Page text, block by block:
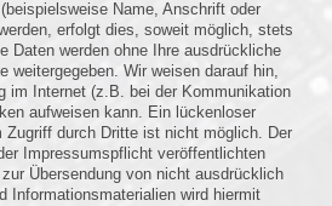
Name, Anschrift oder
erfolgt dies, soweit möglich, stets
Daten werden ohne Ihre ausdrückliche
weitergegeben. Wir weisen darauf hin,
im Internet (z.B. bei der Kommunikation
aufweisen kann. Ein lückenloser
Zugriff durch Dritte ist nicht möglich. Der
Impressumspflicht veröffentlichten
Übersendung von nicht ausdrücklich
Informationsmaterialien wird hiermit